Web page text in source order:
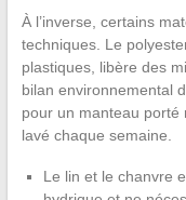
À l’inverse, certains
techniques. Le
plastiques, libère des
bilan environnemental
pour un manteau
lavé chaque semaine.
Le lin et le chanvre